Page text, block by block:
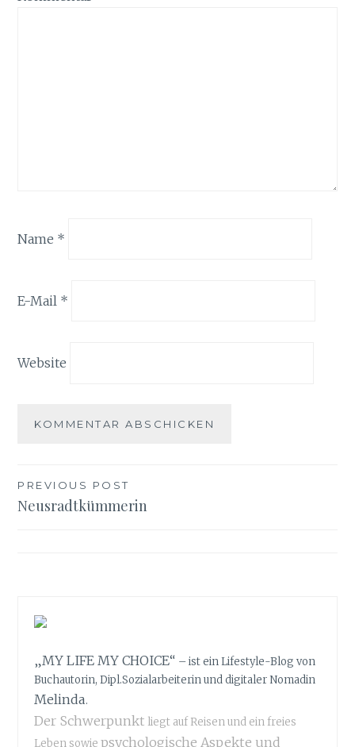
Name *
E-Mail *
Website
Beitrags-
PREVIOUS POST
Neusradtkümmerin
„MY LIFE MY CHOICE“ – ist ein Lifestyle-Blog von
Buchautorin, Dipl.Sozialarbeiterin und digitaler Nomadin
Melinda.
Der Schwerpunkt liegt auf Reisen und ein freies
Leben sowiepsychologische Aspekte und